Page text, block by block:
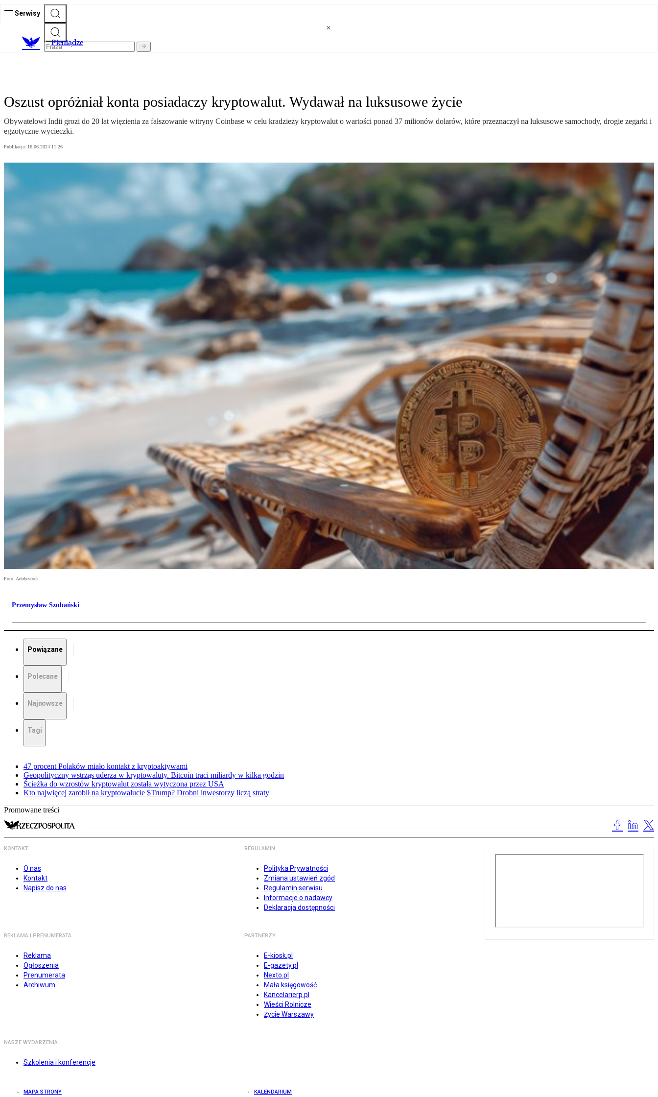
Serwisy
Pieniądze
Oszust opróżniał konta posiadaczy kryptowalut. Wydawał na luksusowe życie
Obywatelowi Indii grozi do 20 lat więzienia za fałszowanie witryny Coinbase w celu kradzieży kryptowalut o wartości ponad 37 milionów dolarów, które przeznaczył na luksusowe samochody, drogie zegarki i
egzotyczne wycieczki.
Publikacja: 16.06.2024 11:26
Foto: Adobestock
Przemysław Szubański
Powiązane
Polecane
Najnowsze
Tagi
47 procent Polaków miało kontakt z kryptoaktywami
Geopolityczny wstrząs uderza w kryptowaluty. Bitcoin traci miliardy w kilka godzin
Ścieżka do wzrostów kryptowalut została wytyczona przez USA
Kto najwięcej zarobił na kryptowalucie $Trump? Drobni inwestorzy liczą straty
Promowane treści
KONTAKT
O nas
Kontakt
Napisz do nas
REGULAMIN
Polityka Prywatności
Zmiana ustawień zgód
Regulamin serwisu
Informacje o nadawcy
Deklaracja dostępności
REKLAMA I PRENUMERATA
Reklama
Ogłoszenia
Prenumerata
Archiwum
PARTNERZY
E-kiosk.pl
E-gazety.pl
Nexto.pl
Mała księgowość
Kancelarierp.pl
Wieści Rolnicze
Życie Warszawy
NASZE WYDARZENIA
Szkolenia i konferencje
MAPA STRONY KALENDARIUM